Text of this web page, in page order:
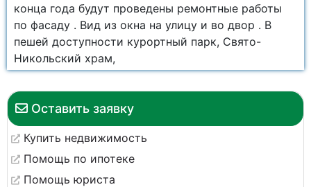
Оставить заявку
Купить недвижимость
Помощь по ипотеке
Помощь юриста
конца года будут проведены ремонтные работы
по фасаду . Вид из окна на улицу и во двор . В
пешей доступности курортный парк, Свято-
Никольский храм,